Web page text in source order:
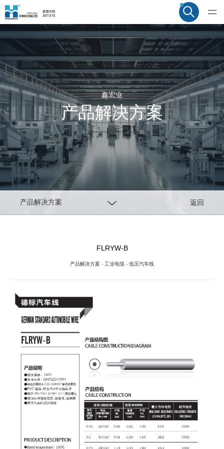
鑫宏业
产品解决方案
产品解决方案 返回
FLRYW-B
产品解决方案 - 工业电缆 - 低压汽车线